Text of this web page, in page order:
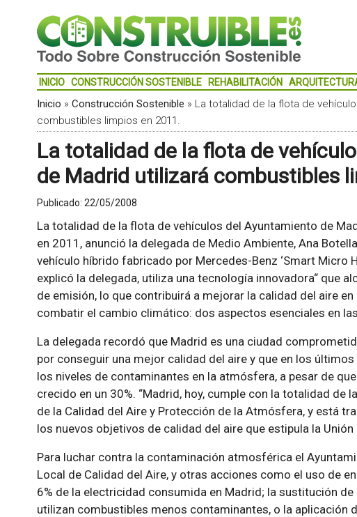
INICIO CONSTRUCCIÓN SOSTENIBLE REHABILITACIÓN
Inicio » Construcción Sostenible » La totalidad de la flota de
combustibles limpios en 2011.
La totalidad de la flota de
de Madrid utilizará combustibles
Publicado: 22/05/2008
La totalidad de la flota de vehículos del Ayuntamiento de
en 2011, anunció la delegada de Medio Ambiente, Ana
vehículo híbrido fabricado por Mercedes-Benz ‘Smart Micro
explicó la delegada, utiliza una tecnología innovadora“ que
de emisión, lo que contribuirá a mejorar la calidad del aire
combatir el cambio climático: dos aspectos esenciales en
La delegada recordó que Madrid es una ciudad
por conseguir una mejor calidad del aire y que en los
los niveles de contaminantes en la atmósfera, a pesar de
crecido en un 30%. “Madrid, hoy, cumple con la totalidad de
de la Calidad del Aire y Protección de la Atmósfera, y está
los nuevos objetivos de calidad del aire que estipula la Unión
Para luchar contra la contaminación atmosférica el
Local de Calidad del Aire, y otras acciones como el uso de
6% de la electricidad consumida en Madrid; la sustitución
utilizan combustibles menos contaminantes, o la aplicación